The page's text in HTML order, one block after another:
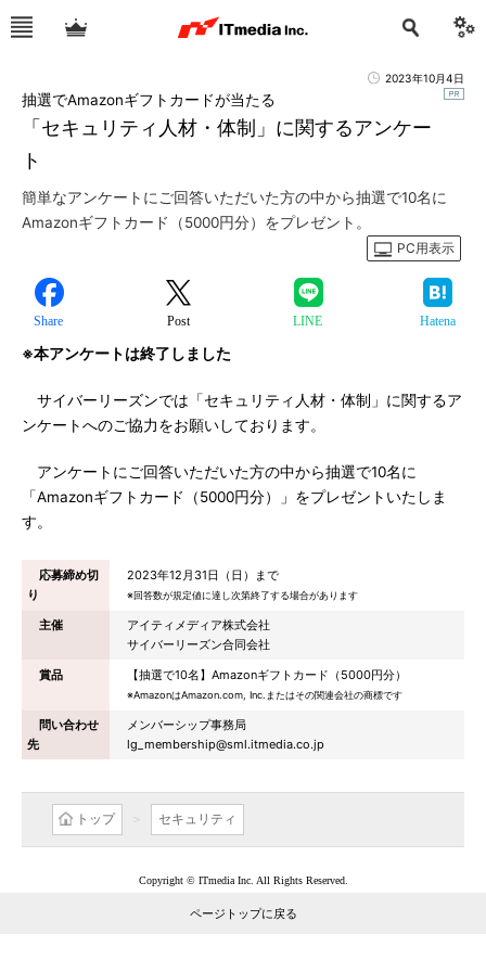
2023年10月4日
「セキュリティ人材・体制」に関するアンケー
ト
抽選でAmazonギフトカードが当たる
簡単なアンケートにご回答いただいた方の中から抽選で10名に
Amazonギフトカード（5000円分）をプレゼント。
PC用表示
Share Post LINE Hatena
※本アンケートは終了しました
サイバーリーズンでは「セキュリティ人材・体制」に関するア
ンケートへのご協力をお願いしております。
アンケートにご回答いただいた方の中から抽選で10名に
「Amazonギフトカード（5000円分）」をプレゼントいたしま
す。
応募締め切
り
2023年12月31日（日）まで
※回答数が規定値に達し次第終了する場合があります
主催
アイティメディア株式会社
サイバーリーズン合同会社
賞品
【抽選で10名】Amazonギフトカード（5000円分）
※AmazonはAmazon.com, Inc.またはその関連会社の商標です
問い合わせ
先
メンバーシップ事務局
lg_membership@sml.itmedia.co.jp
トップ セキュリティ
Copyright © ITmedia Inc. All Rights Reserved.
ページトップに戻る